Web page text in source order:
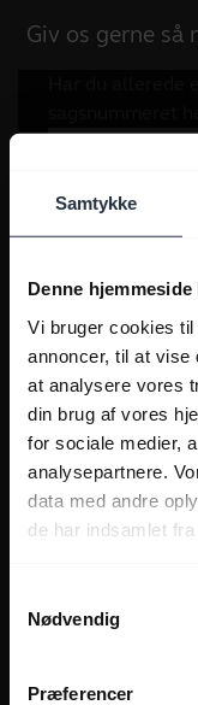
Samtykke
Denne
Vi bruger cookies
annoncer, til at vise
at analysere vores
din brug af vores
for sociale medier,
analysepartnere.
data med andre
de har indsamlet
Nødvendig
Præferencer
Giv os gerne